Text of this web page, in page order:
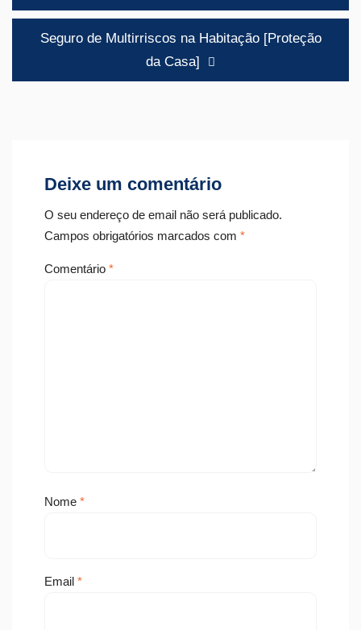
artigos
Seguro de Multirriscos na Habitação [Proteção
da Casa]
Deixe um comentário
O seu endereço de email não será publicado.
Campos obrigatórios marcados com *
Comentário *
Nome *
Email *